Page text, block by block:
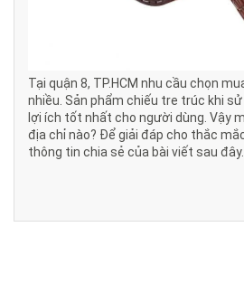
Tại quận 8, TP.HCM nhu cầu chọn
nhiều. Sản phẩm chiếu tre trúc khi
lợi ích tốt nhất cho người dùng. Vậy
địa chỉ nào? Để giải đáp cho thắc
thông tin chia sẻ của bài viết sau đây.